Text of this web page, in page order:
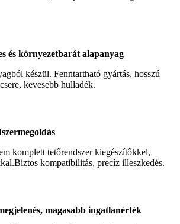
és környezetbarát alapanyag
készül. Fenntartható gyártás, hosszú
kevesebb hulladék.
komplett tetőrendszer kiegészítőkkel,
kompatibilitás, precíz illeszkedés.
magasabb ingatlanérték